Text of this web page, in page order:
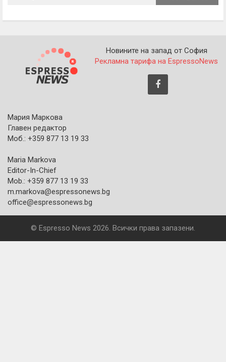
Новините на запад от София
Рекламна тарифа на EspressoNews
Мария Маркова
Главен редактор
Моб.: +359 877 13 19 33
Maria Markova
Editor-In-Chief
Mob.: +359 877 13 19 33
m.markova@espressonews.bg
office@espressonews.bg
© Espresso News 2026. Всички права запазени.